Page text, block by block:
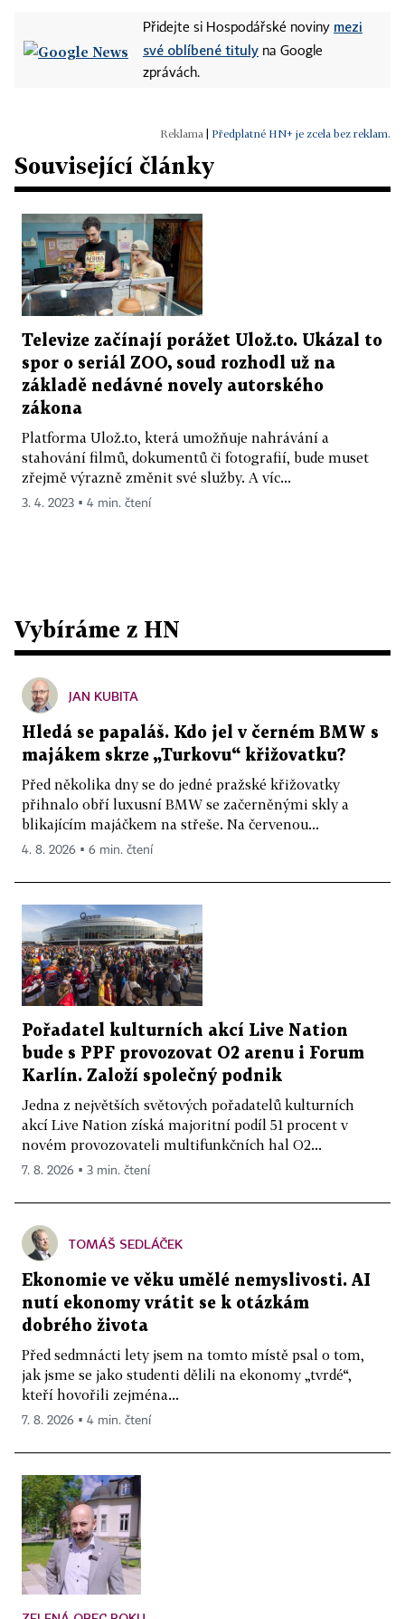
Přidejte si Hospodářské noviny mezi
své oblíbené tituly na Google
zprávách.
Předplatné HN+ je zcela bez reklam.
Související články
Televize začínají porážet Ulož.to. Ukázal to
spor o seriál ZOO, soud rozhodl už na
základě nedávné novely autorského
zákona
Platforma Ulož.to, která umožňuje nahrávání a
stahování filmů, dokumentů či fotografií, bude muset
zřejmě výrazně změnit své služby. A víc...
3. 4. 2023 ▪ 4 min. čtení
Vybíráme z HN
JAN KUBITA
Hledá se papaláš. Kdo jel v černém BMW s
majákem skrze „Turkovu“ křižovatku?
Před několika dny se do jedné pražské křižovatky
přihnalo obří luxusní BMW se začerněnými skly a
blikajícím majáčkem na střeše. Na červenou...
4. 8. 2026 ▪ 6 min. čtení
Pořadatel kulturních akcí Live Nation
bude s PPF provozovat O2 arenu i Forum
Karlín. Založí společný podnik
Jedna z největších světových pořadatelů kulturních
akcí Live Nation získá majoritní podíl 51 procent v
novém provozovateli multifunkčních hal O2...
7. 8. 2026 ▪ 3 min. čtení
TOMÁŠ SEDLÁČEK
Ekonomie ve věku umělé nemyslivosti. AI
nutí ekonomy vrátit se k otázkám
dobrého života
Před sedmnácti lety jsem na tomto místě psal o tom,
jak jsme se jako studenti dělili na ekonomy „tvrdé“,
kteří hovořili zejména...
7. 8. 2026 ▪ 4 min. čtení